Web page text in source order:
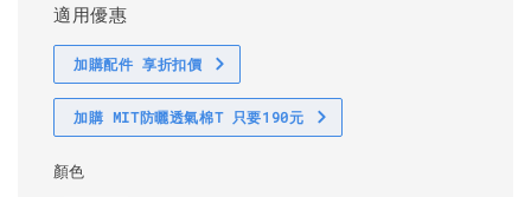
適用優惠
加購配件 享折扣價
加購 MIT防曬透氣棉T 只要190元
顏色